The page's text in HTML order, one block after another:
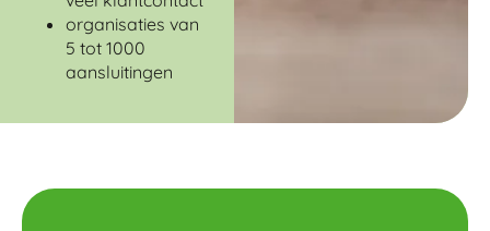
organisaties van
5 tot 1000
aansluitingen